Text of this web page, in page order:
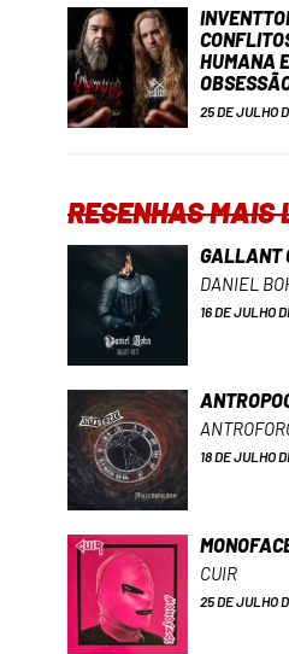
HUMANA
25 DE JULHO
RESENHAS MAIS
GALLANT
DANIEL
16 DE JULHO
18 DE JULHO
CUIR
25 DE JULHO